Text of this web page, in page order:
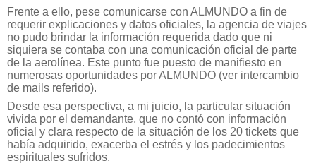
Frente a ello, pese comunicarse con ALMUNDO a fin de
requerir explicaciones y datos oficiales, la agencia de viajes
no pudo brindar la información requerida dado que ni
siquiera se contaba con una comunicación oficial de parte
de la aerolínea. Este punto fue puesto de manifiesto en
numerosas oportunidades por ALMUNDO (ver intercambio
de mails referido).
Desde esa perspectiva, a mi juicio, la particular situación
vivida por el demandante, que no contó con información
oficial y clara respecto de la situación de los 20 tickets que
había adquirido, exacerba el estrés y los padecimientos
espirituales sufridos.